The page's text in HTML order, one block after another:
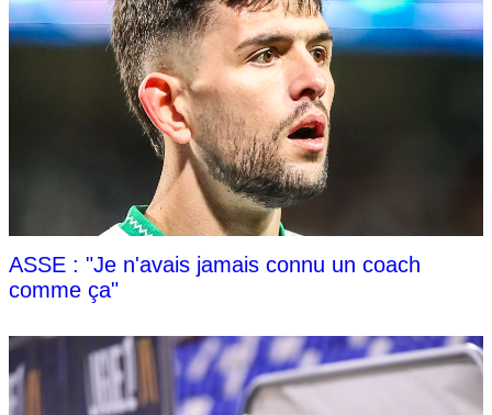
ASSE : "Je n'avais jamais connu un coach
comme ça"